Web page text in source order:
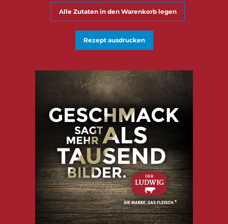
Alle Zutaten in den Warenkorb legen
Rezept ausdrucken